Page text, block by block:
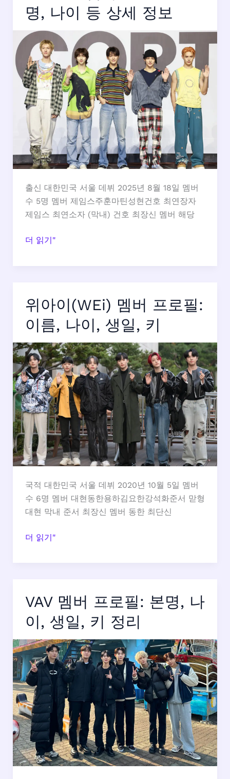
버
프
로
필:
이
름,
나
이,
일,
키
명, 나이 등 상세 정보
출신 대한민국 서울 데뷔 2025년 8월 18일 멤버
수 5명 멤버 제임스주훈마틴성현건호 최연장자
제임스 최연소자 (막내) 건호 최장신 멤버 해당
CORTIS
필:
본
나
이
등
상
세
정
보
더 읽기"
위아이(WEi) 멤버 프로필:
이름, 나이, 생일, 키
국적 대한민국 서울 데뷔 2020년 10월 5일 멤버
수 6명 멤버 대현동한용하김요한강석화준서 맏형
대현 막내 준서 최장신 멤버 동한 최단신
위
버
프
필:
이
름,
나
이,
생
일,
키
더 읽기"
VAV 멤버 프로필: 본명, 나
이, 생일, 키 정리